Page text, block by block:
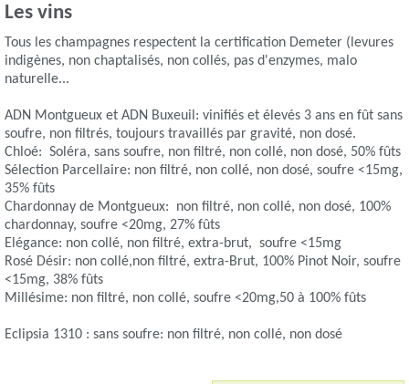
Les vins
Tous les champagnes respectent la certification Demeter (levures
indigènes, non chaptalisés, non collés, pas d'enzymes, malo
naturelle...
ADN Montgueux et ADN Buxeuil: vinifiés et élevés 3 ans en fût sans
soufre, non filtrés, toujours travaillés par gravité, non dosé.
Chloé: Soléra, sans soufre, non filtré, non collé, non dosé, 50% fûts
Sélection Parcellaire: non filtré, non collé, non dosé, soufre <15mg,
35% fûts
Chardonnay de Montgueux: non filtré, non collé, non dosé, 100%
chardonnay, soufre <20mg, 27% fûts
Elégance: non collé, non filtré, extra-brut, soufre <15mg
Rosé Désir: non collé,non filtré, extra-Brut, 100% Pinot Noir, soufre
<15mg, 38% fûts
Millésime: non filtré, non collé, soufre <20mg,50 à 100% fûts
Eclipsia 1310 : sans soufre: non filtré, non collé, non dosé